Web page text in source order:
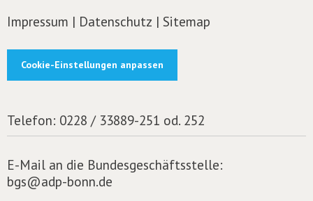
Impressum | Datenschutz | Sitemap
Cookie-Einstellungen anpassen
Telefon: 0228 / 33889-251 od. 252
E-Mail an die Bundesgeschäftsstelle:
bgs@adp-bonn.de